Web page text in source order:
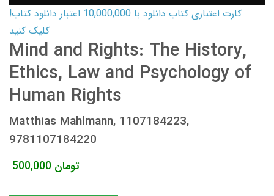
کارت اعتباری کتاب دانلود با 10,000,000 اعتبار دانلود کتاب!
کلیک کنید
Mind and Rights: The History,
Ethics, Law and Psychology of
Human Rights
Matthias Mahlmann, 1107184223,
9781107184220
500,000 تومان